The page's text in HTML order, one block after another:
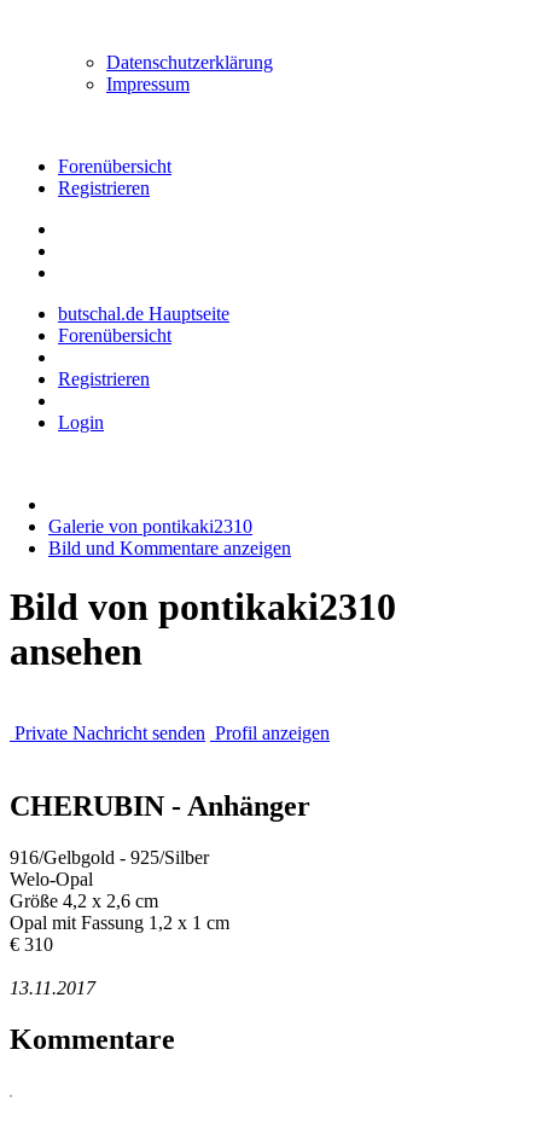
Datenschutzerklärung
Impressum
Forenübersicht
Registrieren
butschal.de Hauptseite
Forenübersicht
Registrieren
Login
Galerie von pontikaki2310
Bild und Kommentare anzeigen
Bild von pontikaki2310
ansehen
Private Nachricht senden Profil anzeigen
CHERUBIN - Anhänger
916/Gelbgold - 925/Silber
Welo-Opal
Größe 4,2 x 2,6 cm
Opal mit Fassung 1,2 x 1 cm
€ 310
13.11.2017
Kommentare